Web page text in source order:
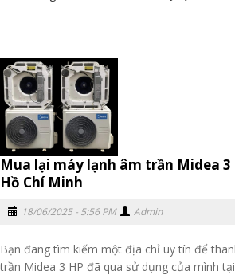
Mua lại máy lạnh âm trần Midea 3
Hồ Chí Minh
18/06/2025 - 5:56 PM Admin
Bạn đang tìm kiếm một địa chỉ uy tín để
trần Midea 3 HP đã qua sử dụng của mình